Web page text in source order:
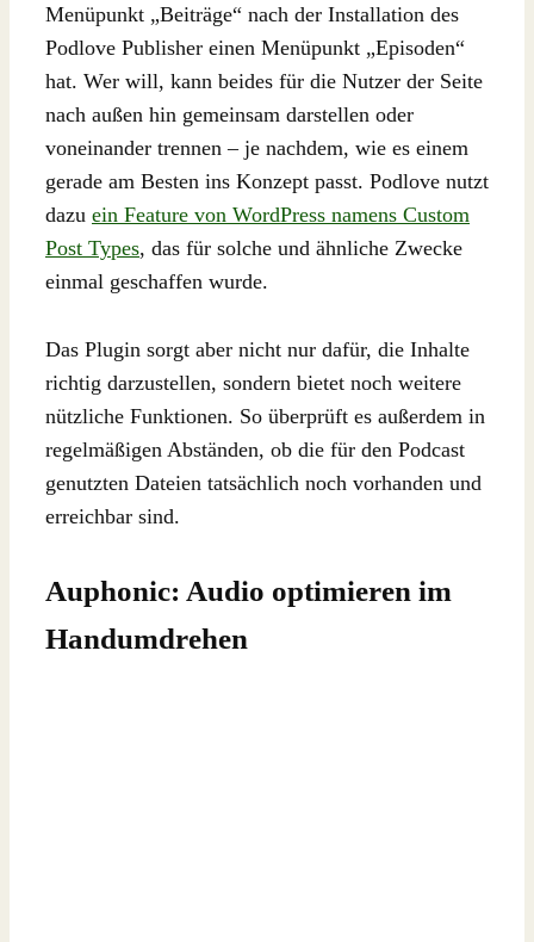
Menüpunkt „Beiträge“ nach der Installation des
Podlove Publisher einen Menüpunkt „Episoden“
hat. Wer will, kann beides für die Nutzer der Seite
nach außen hin gemeinsam darstellen oder
voneinander trennen – je nachdem, wie es einem
gerade am Besten ins Konzept passt. Podlove nutzt
dazu ein Feature von WordPress namens Custom
Post Types, das für solche und ähnliche Zwecke
einmal geschaffen wurde.
Das Plugin sorgt aber nicht nur dafür, die Inhalte
richtig darzustellen, sondern bietet noch weitere
nützliche Funktionen. So überprüft es außerdem in
regelmäßigen Abständen, ob die für den Podcast
genutzten Dateien tatsächlich noch vorhanden und
erreichbar sind.
Auphonic: Audio optimieren im
Handumdrehen